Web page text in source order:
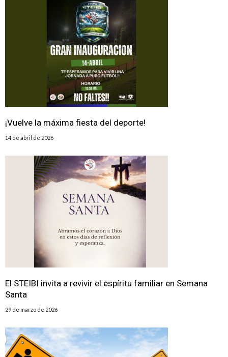
¡Vuelve la máxima fiesta del deporte!
14 de abril de 2026
El STEIBI invita a revivir el espíritu familiar en Semana
Santa
29 de marzo de 2026